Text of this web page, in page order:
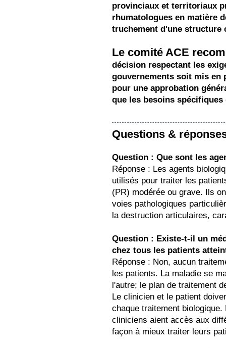
provinciaux et territoriaux
rhumatologues en matière
truchement d'une structure
Le comité ACE
décision respectant les
gouvernements soit mis en
pour une approbation
que les besoins
Questions &
Question : Que sont les
Réponse : Les agents
utilisés pour traiter les
(PR) modérée ou grave. Ils
voies pathologiques
la destruction articulaires,
Question : Existe-t-il un
chez tous les patients
Réponse : Non, aucun
les patients. La maladie se
l'autre; le plan de traitement
Le clinicien et le patient
chaque traitement
cliniciens aient accès aux
façon à mieux traiter leurs